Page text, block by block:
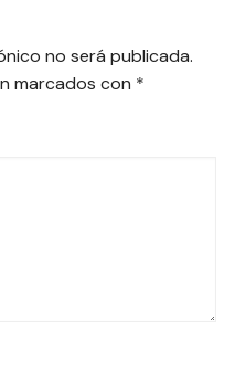
no será publicada.
marcados con *